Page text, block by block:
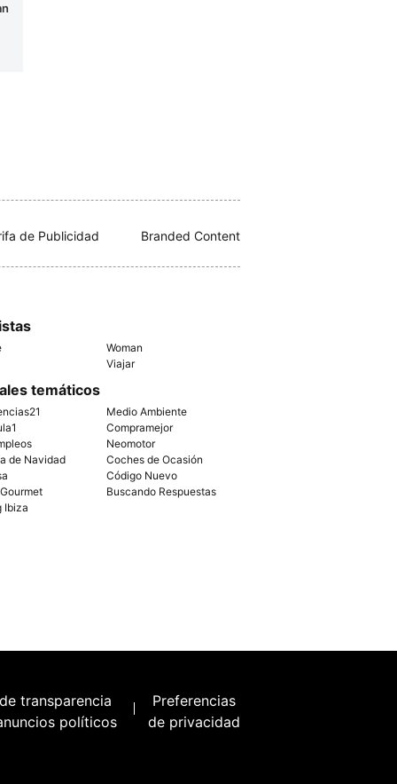
de Publicidad Branded Content
Woman
Viajar
temáticos
Medio Ambiente
Compramejor
Neomotor
de Navidad
Coches de Ocasión
Código Nuevo
Buscando Respuestas
Ibiza
transparencia
políticos
Preferencias
de privacidad